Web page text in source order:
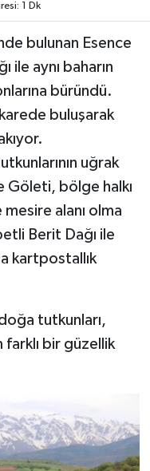
1 Dk
bulunan Esence
ile aynı baharın
büründü.
buluşarak
uğrak
Göleti, bölge halkı
alanı olma
Berit Dağı ile
kartpostallık
tutkunları,
farklı bir güzellik